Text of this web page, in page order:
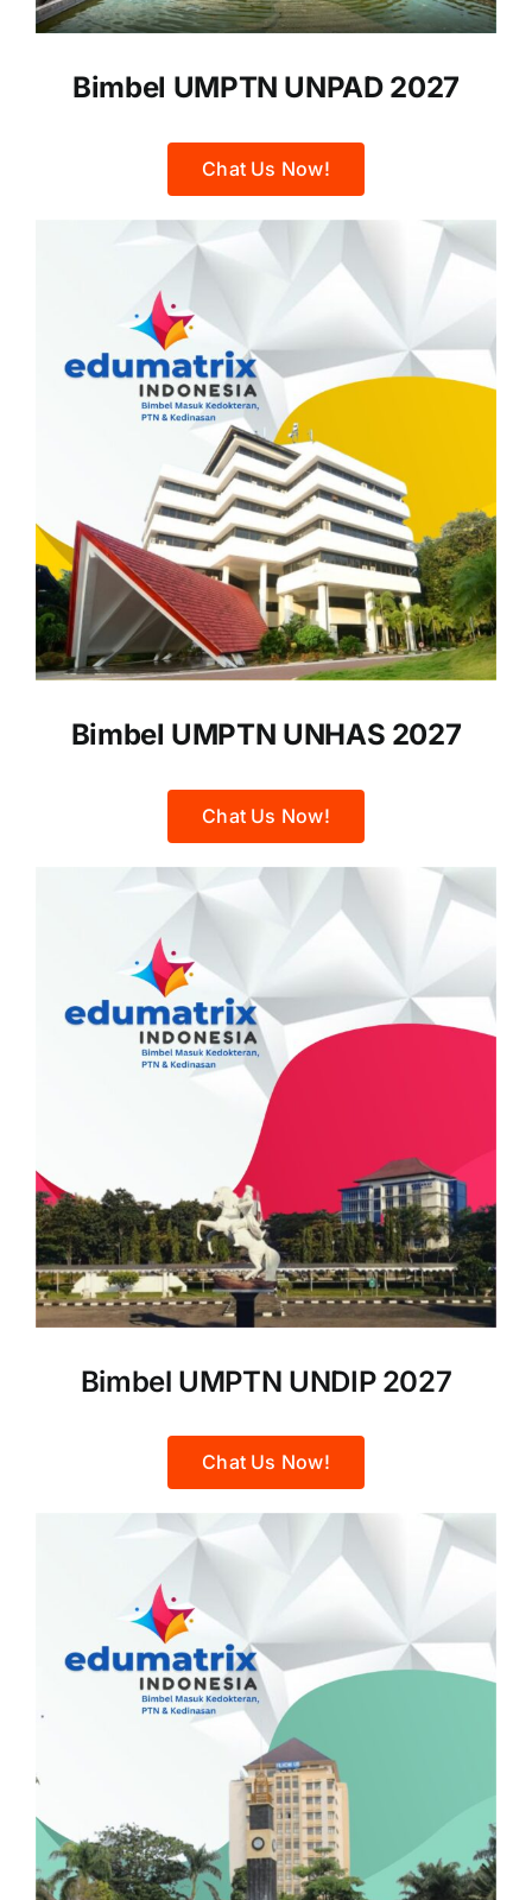
Bimbel UMPTN UNPAD 2027
Chat Us Now!
Bimbel UMPTN UNHAS 2027
Chat Us Now!
Bimbel UMPTN UNDIP 2027
Chat Us Now!